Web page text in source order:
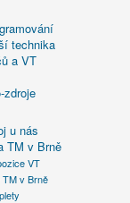
technika
a VT
zdroje
u nás
TM v Brně
VT
v Brně